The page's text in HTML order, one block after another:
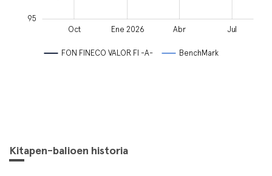
95
Oct Jul
Ene 2026 Abr
FON FINECO VALOR FI -A- BenchMark
Kitapen-balioen historia